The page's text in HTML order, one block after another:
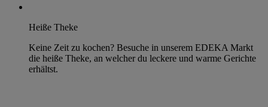
Heiße Theke
Keine Zeit zu kochen? Besuche in unserem EDEKA Markt
die heiße Theke, an welcher du leckere und warme Gerichte
erhältst.